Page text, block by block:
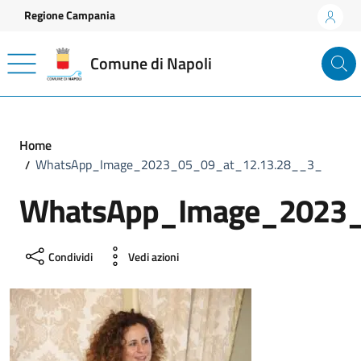
Vai ai contenuti
Vai al footer
Regione Campania
Comune di Napoli
Home
WhatsApp_Image_2023_05_09_at_12.13.28__3_
Condividi Vedi azioni